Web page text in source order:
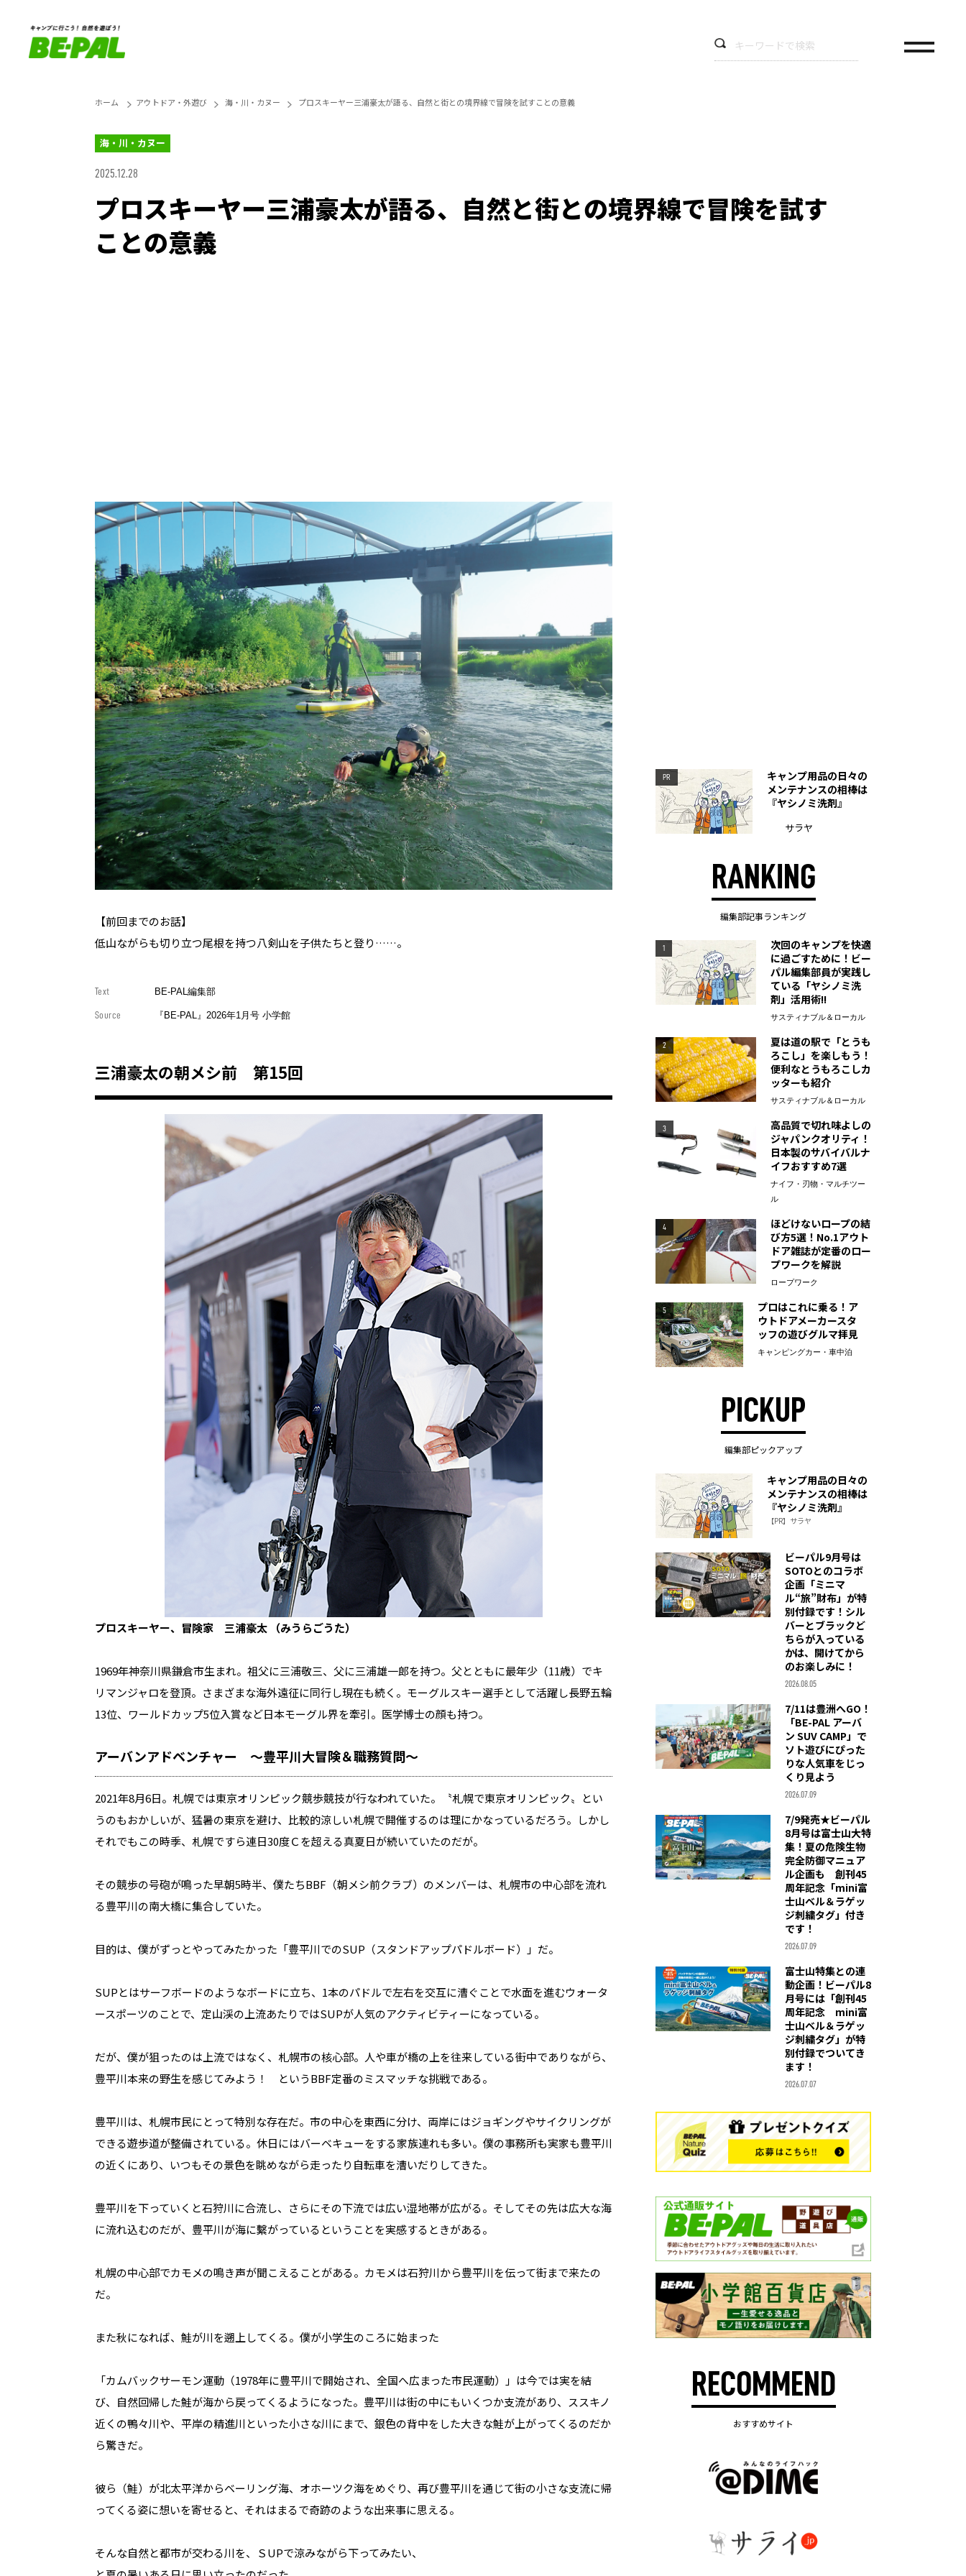
ホーム アウトドア・外遊び 海・川・カヌー プロスキーヤー三浦豪太が語る、自然と街との境界線で冒険を試すことの意義
海・川・カヌー
2025.12.28
プロスキーヤー三浦豪太が語る、自然と街との境界線で冒険を試す
ことの意義
【前回までのお話】
低山ながらも切り立つ尾根を持つ八剣山を子供たちと登り……。
Text BE-PAL編集部
Source 『BE-PAL』2026年1月号 小学館
三浦豪太の朝メシ前 第15回
プロスキーヤー、冒険家 三浦豪太 （みうらごうた）
1969年神奈川県鎌倉市生まれ。祖父に三浦敬三、父に三浦雄一郎を持つ。父とともに最年少（11歳）でキ
リマンジャロを登頂。さまざまな海外遠征に同行し現在も続く。モーグルスキー選手として活躍し長野五輪
13位、ワールドカップ5位入賞など日本モーグル界を牽引。医学博士の顔も持つ。
アーバンアドベンチャー 〜豊平川大冒険＆職務質問〜
2021年8月6日。札幌では東京オリンピック競歩競技が行なわれていた。〝札幌で東京オリンピック〟とい
うのもおかしいが、猛暑の東京を避け、比較的涼しい札幌で開催するのは理にかなっているだろう。しかし
それでもこの時季、札幌ですら連日30度Ｃを超える真夏日が続いていたのだが。
その競歩の号砲が鳴った早朝5時半、僕たちBBF（朝メシ前クラブ）のメンバーは、札幌市の中心部を流れ
る豊平川の南大橋に集合していた。
目的は、僕がずっとやってみたかった「豊平川でのSUP（スタンドアップパドルボード）」だ。
SUPとはサーフボードのようなボードに立ち、1本のパドルで左右を交互に漕ぐことで水面を進むウォータ
ースポーツのことで、定山渓の上流あたりではSUPが人気のアクティビティーになっている。
だが、僕が狙ったのは上流ではなく、札幌市の核心部。人や車が橋の上を往来している街中でありながら、
豊平川本来の野生を感じてみよう！ というBBF定番のミスマッチな挑戦である。
豊平川は、札幌市民にとって特別な存在だ。市の中心を東西に分け、両岸にはジョギングやサイクリングが
できる遊歩道が整備されている。休日にはバーベキューをする家族連れも多い。僕の事務所も実家も豊平川
の近くにあり、いつもその景色を眺めながら走ったり自転車を漕いだりしてきた。
豊平川を下っていくと石狩川に合流し、さらにその下流では広い湿地帯が広がる。そしてその先は広大な海
に流れ込むのだが、豊平川が海に繫がっているということを実感するときがある。
札幌の中心部でカモメの鳴き声が聞こえることがある。カモメは石狩川から豊平川を伝って街まで来たの
だ。
また秋になれば、鮭が川を遡上してくる。僕が小学生のころに始まった
「カムバックサーモン運動（1978年に豊平川で開始され、全国へ広まった市民運動）」は今では実を結
び、自然回帰した鮭が海から戻ってくるようになった。豊平川は街の中にもいくつか支流があり、ススキノ
近くの鴨々川や、平岸の精進川といった小さな川にまで、銀色の背中をした大きな鮭が上がってくるのだか
ら驚きだ。
彼ら（鮭）が北太平洋からベーリング海、オホーツク海をめぐり、再び豊平川を通じて街の小さな支流に帰
ってくる姿に想いを寄せると、それはまるで奇跡のような出来事に思える。
そんな自然と都市が交わる川を、ＳUPで涼みながら下ってみたい、
PR
キャンプ用品の日々の
メンテナンスの相棒は
『ヤシノミ洗剤』
サラヤ
RANKING
編集部記事ランキング
1
次回のキャンプを快適
に過ごすために！ビー
パル編集部員が実践し
ている「ヤシノミ洗
剤」活用術!!
サスティナブル＆ローカル
2
夏は道の駅で「とうも
ろこし」を楽しもう！
便利なとうもろこしカ
ッターも紹介
サスティナブル＆ローカル
3
高品質で切れ味よしの
ジャパンクオリティ！
日本製のサバイバルナ
イフおすすめ7選
ナイフ・刃物・マルチツー
ル
4
ほどけないロープの結
び方5選！No.1アウト
ドア雑誌が定番のロー
プワークを解説
ロープワーク
5
プロはこれに乗る！ア
ウトドアメーカースタ
ッフの遊びグルマ拝見
キャンピングカー・車中泊
PICKUP
編集部ピックアップ
キャンプ用品の日々の
メンテナンスの相棒は
『ヤシノミ洗剤』
【PR】サラヤ
ビーパル9月号は
SOTOとのコラボ
企画「ミニマ
ル“旅”財布」が特
別付録です！シル
バーとブラックど
ちらが入っている
かは、開けてから
のお楽しみに！
2026.08.05
7/11は豊洲へGO！
「BE-PAL アーバ
ン SUV CAMP」で
ソト遊びにぴった
りな人気車をじっ
くり見よう
2026.07.09
7/9発売★ビーパル
8月号は富士山大特
集！夏の危険生物
完全防御マニュア
ル企画も 創刊45
周年記念「mini富
士山ベル＆ラゲッ
ジ刺繍タグ」付き
です！
2026.07.09
富士山特集との連
動企画！ビーパル8
月号には「創刊45
周年記念 mini富
士山ベル＆ラゲッ
ジ刺繍タグ」が特
別付録でついてき
ます！
2026.07.07
RECOMMEND
おすすめサイト